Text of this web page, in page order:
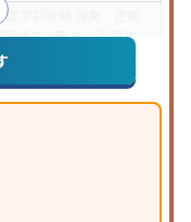
医学部受験
習慣の定着総合型選抜
別特化対策
対策その他科目別特化
ンケート調査方法